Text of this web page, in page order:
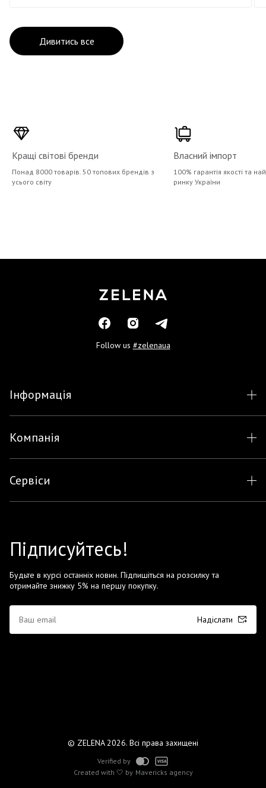
Дивитись все
Кращі світові бренди
Понад 8000 товарів. 50 топових брендів з
усього світу
Власний імпорт
100% гарантія якості та
ринку України
Follow us #zelenaua
Інформація
Компанія
Сервіси
Підписуйтесь!
Будьте в курсі останніх новин. Підпишіться на розсилку та
отримайте знижку 5% на першу покупку.
Надіслати
© ZELENA 2026. Всі права захищені
Created with 🤍 by Mavericks agency
Verified by